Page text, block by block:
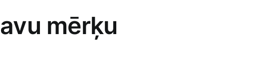
mērķu